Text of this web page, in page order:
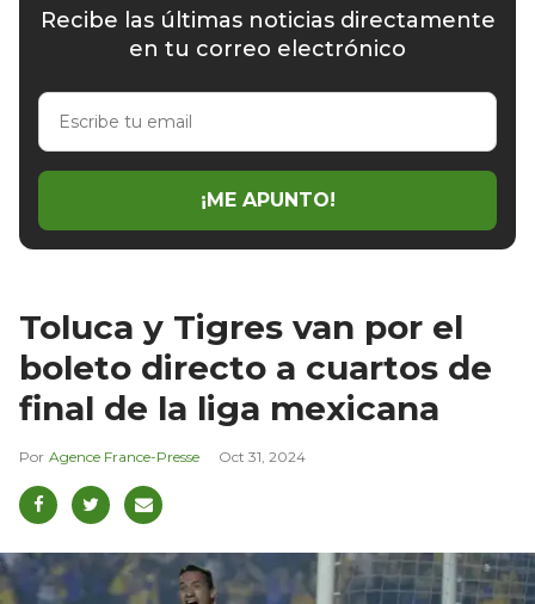
Recibe las últimas noticias directamente
en tu correo electrónico
Escribe
email
¡ME APUNTO!
Toluca y Tigres van por el
boleto directo a cuartos de
final de la liga mexicana
Agence France-Presse Oct 31, 2024